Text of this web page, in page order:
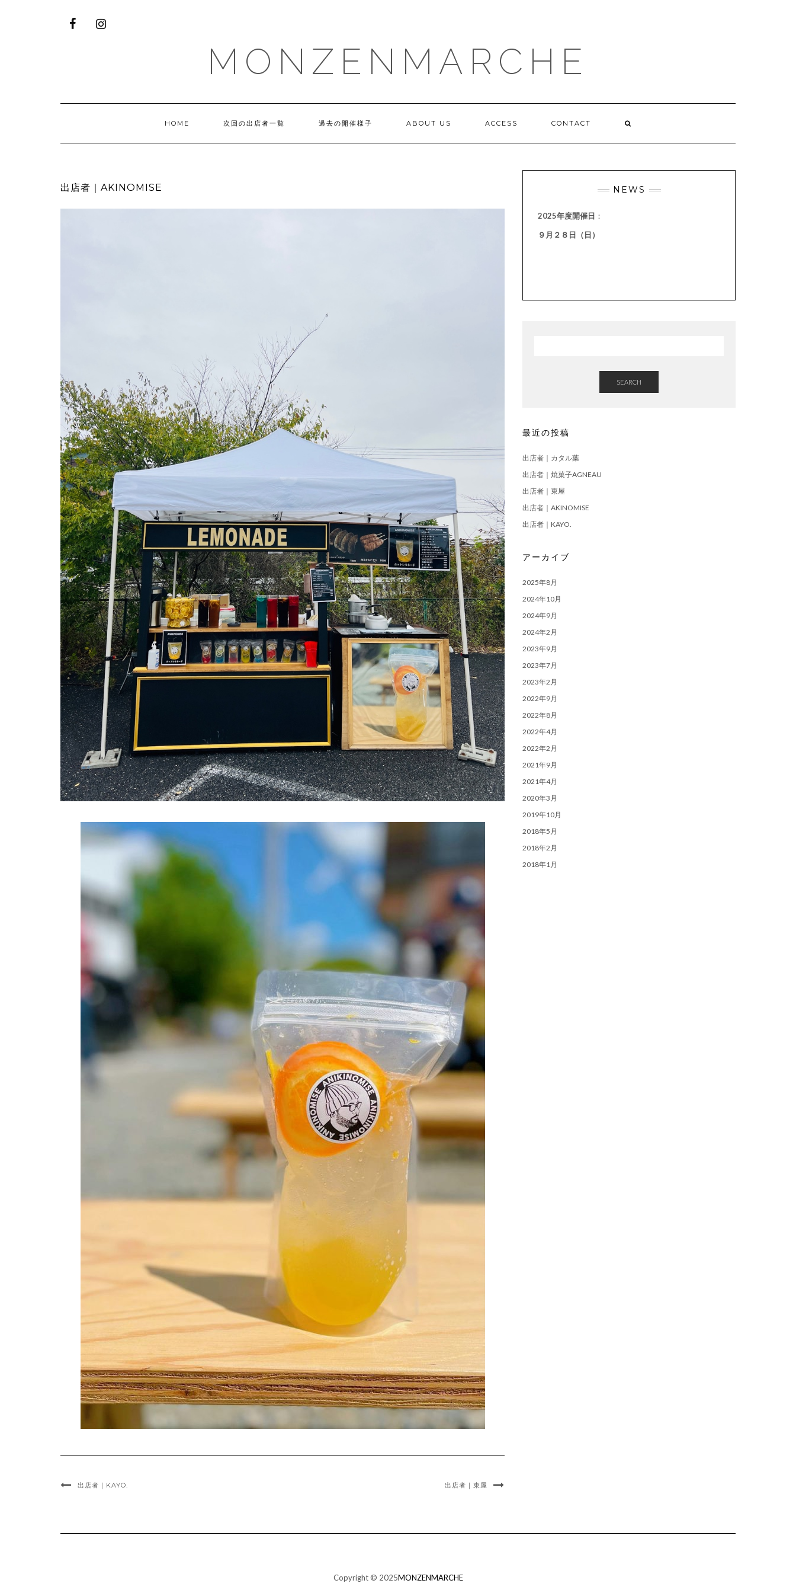
MONZENMARCHE
HOME 次回の出店者一覧 過去の開催様子 ABOUT US ACCESS CONTACT
出店者｜AKINOMISE
出店者｜KAYO. 出店者｜東屋
NEWS
2025年度開催日 ：
９月２８日（日）
SEARCH
最近の投稿
出店者｜カタル葉
出店者｜焼菓子AGNEAU
出店者｜東屋
出店者｜AKINOMISE
出店者｜KAYO.
アーカイブ
2025年8月
2024年10月
2024年9月
2024年2月
2023年9月
2023年7月
2023年2月
2022年9月
2022年8月
2022年4月
2022年2月
2021年9月
2021年4月
2020年3月
2019年10月
2018年5月
2018年2月
2018年1月
Copyright © 2025MONZENMARCHE